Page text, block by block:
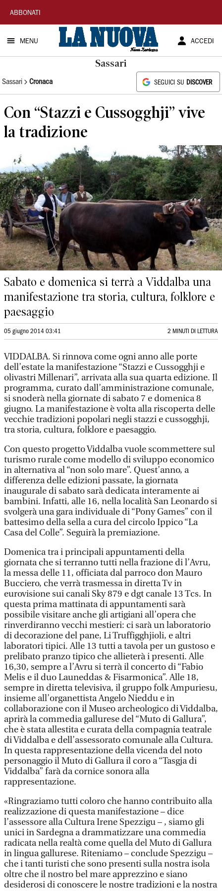
La
Nuova
Sardegna
ABBONATI
MENU ACCEDI
Sassari
Sassari Cronaca SEGUICI SU DISCOVER
Con “Stazzi e Cussogghji” vive
la tradizione
Sabato e domenica si terrà a Viddalba una
manifestazione tra storia, cultura, folklore e
paesaggio
05 giugno 2014 03:41 2 MINUTI DI LETTURA
VIDDALBA. Si rinnova come ogni anno alle porte
dell’estate la manifestazione “Stazzi e Cussogghji e
olivastri Millenari”, arrivata alla sua quarta edizione. Il
programma, curato dall’amministrazione comunale,
si snoderà nella giornate di sabato 7 e domenica 8
giugno. La manifestazione è volta alla riscoperta delle
vecchie tradizioni popolari negli stazzi e cussogghji,
tra storia, cultura, folklore e paesaggio.
Con questo progetto Viddalba vuole scommettere sul
turismo rurale come modello di sviluppo economico
in alternativa al “non solo mare”. Quest’anno, a
differenza delle edizioni passate, la giornata
inaugurale di sabato sarà dedicata interamente ai
bambini. Infatti, alle 16, nella località San Leonardo si
svolgerà una gara individuale di “Pony Games” con il
battesimo della sella a cura del circolo Ippico “La
Casa del Colle”. Seguirà la premiazione.
Domenica tra i principali appuntamenti della
giornata che si terranno tutti nella frazione di l’Avru,
la messa delle 11, officiata dal parroco don Mauro
Bucciero, che verrà trasmessa in diretta Tv in
eurovisione sui canali Sky 879 e dgt canale 13 Tcs. In
questa prima mattinata di appuntamenti sarà
possibile visitare anche gli artigiani all’opera che
rinverdiranno vecchi mestieri: ci sarà un laboratorio
di decorazione del pane, Li Truffigghjioli, e altri
laboratori tipici. Alle 13 tutti a tavola per un gustoso e
prelibato pranzo tipico che allieterà i presenti. Alle
16,30, sempre a l’Avru si terrà il concerto di “Fabio
Melis e il duo Launeddas & Fisarmonica”. Alle 18,
sempre in diretta televisiva, il gruppo folk Ampuriesu,
insieme all’organettista Angelo Nieddu e in
collaborazione con il Museo archeologico di Viddalba,
aprirà la commedia gallurese del “Muto di Gallura”,
che è stata allestita e curata della compagnia teatrale
di Viddalba e dell’assessorato comunale alla Cultura.
In questa rappresentazione della vicenda del noto
personaggio il Muto di Gallura il coro a “Tasgja di
Viddalba” farà da cornice sonora alla
rappresentazione.
«Ringraziamo tutti coloro che hanno contribuito alla
realizzazione di questa manifestazione – dice
l’assessore alla Cultura Irene Spezzigu – , siamo gli
unici in Sardegna a drammatizzare una commedia
radicata nella realtà come quella del Muto di Gallura
in lingua gallurese. Riteniamo – conclude Spezzigu –
che i tanti turisti che sono presenti sulla nostra isola
oltre che il nostro bel mare apprezzino e siano
desiderosi di conoscere le nostre tradizioni e la nostra